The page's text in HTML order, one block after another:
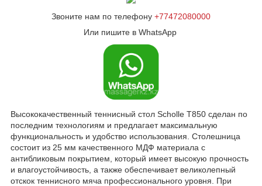
Звоните нам по телефону +77472080000
Или пишите в WhatsApp
Высококачественный теннисный стол Scholle T850 сделан по
последним технологиям и предлагает максимальную
функциональность и удобство использования. Столешница
состоит из 25 мм качественного МДФ материала с
антибликовым покрытием, который имеет высокую прочность
и влагоустойчивость, а также обеспечивает великолепный
отскок теннисного мяча профессионального уровня. При